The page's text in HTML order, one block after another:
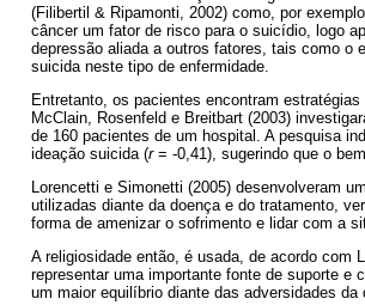
(Filibertil & Ripamonti, 2002) como, por
câncer um fator de risco para o suicídio, logo
depressão aliada a outros fatores, tais como
suicida neste tipo de enfermidade.
Entretanto, os pacientes encontram
McClain, Rosenfeld e Breitbart (2003)
de 160 pacientes de um hospital. A pesquisa
ideação suicida (r= -0,41), sugerindo que o
Lorencetti e Simonetti (2005) desenvolveram
utilizadas diante da doença e do tratamento,
forma de amenizar o sofrimento e lidar com a
A religiosidade então, é usada, de acordo com
representar uma importante fonte de suporte e
um maior equilíbrio diante das adversidades da